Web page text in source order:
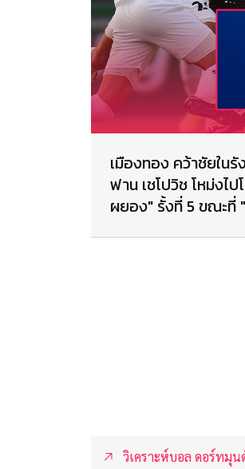
เมืองทอง คว้าชัยใ
ฟาน เชโปวิช โหม่งไ
ผยอง" รั้งที่ 5 ขณะที่
วิเคราะห์บอล ดอร์ทมุ